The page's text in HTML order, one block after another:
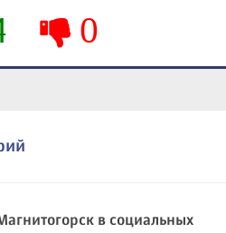
0
в социальных